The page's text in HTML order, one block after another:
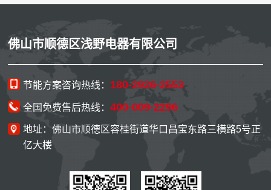
佛山市顺德区浅野电器有限公司
节能方案咨询热线： 180-2926-2553
全国免费售后热线：400-009-2296
地址：佛山市顺德区容桂街道华口昌宝东路三横路5号正
亿大楼